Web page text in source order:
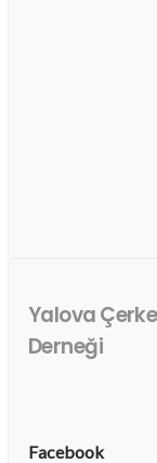
Yalova
Derneği
Facebook